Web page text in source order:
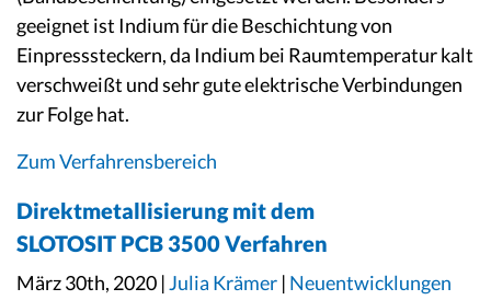
geeignet ist Indium für die Beschichtung von
Einpresssteckern, da Indium bei Raumtemperatur kalt
verschweißt und sehr gute elektrische Verbindungen
zur Folge hat.
Zum Verfahrensbereich
Direktmetallisierung mit dem
SLOTOSIT PCB 3500 Verfahren
März 30th, 2020 |Julia Krämer | Neuentwicklungen